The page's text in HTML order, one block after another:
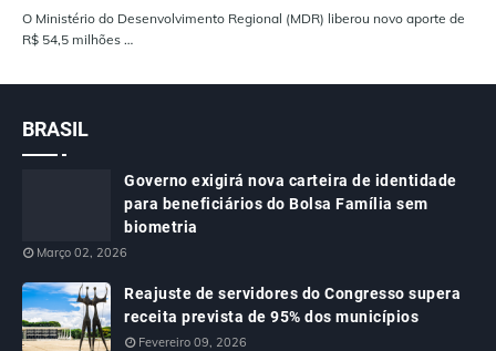
O Ministério do Desenvolvimento Regional (MDR) liberou novo aporte de
R$ 54,5 milhões …
BRASIL
Governo exigirá nova carteira de identidade
para beneficiários do Bolsa Família sem
biometria
Março 02, 2026
Reajuste de servidores do Congresso supera
receita prevista de 95% dos municípios
Fevereiro 09, 2026